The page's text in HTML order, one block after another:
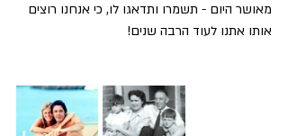
מאושר היום - תשמרו ותדאגו לו, כי אנחנו רוצים
אותו אתנו לעוד הרבה שנים!